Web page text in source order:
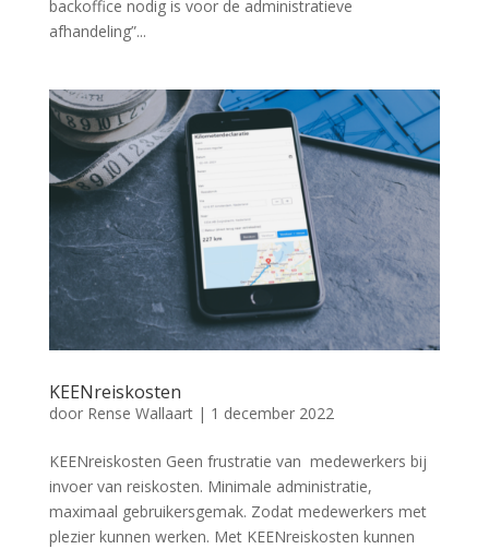
backoffice nodig is voor de administratieve
afhandeling”...
KEENreiskosten
door Rense Wallaart| 1 december 2022
KEENreiskosten Geen frustratie van medewerkers bij
invoer van reiskosten. Minimale administratie,
maximaal gebruikersgemak. Zodat medewerkers met
plezier kunnen werken. Met KEENreiskosten kunnen